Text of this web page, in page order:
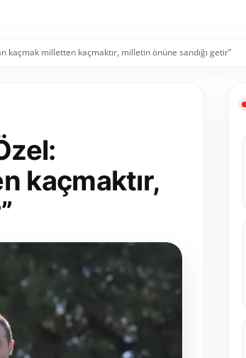
kaçmak milletten kaçmaktır, milletin önüne sandığı getir”
kaçmaktır,